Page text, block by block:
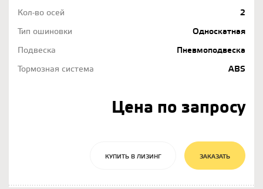
Кол-во осей
2
Тип ошиновки
Односкатная
Подвеска
Пневмоподвеска
Тормозная система
ABS
Цена по запросу
КУПИТЬ В ЛИЗИНГ ЗАКАЗАТЬ